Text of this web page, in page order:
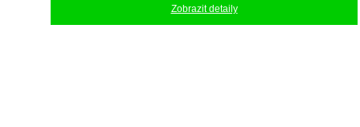
Zobrazit detaily